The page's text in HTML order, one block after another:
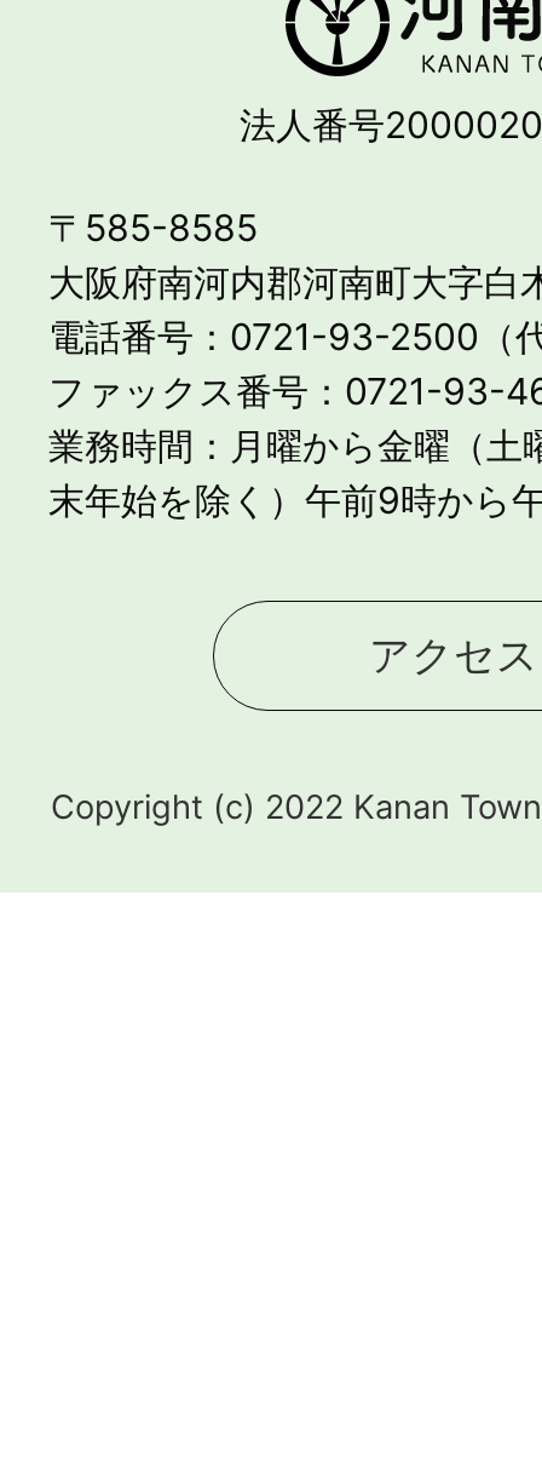
法人番号
〒585-8585
大阪府南河内郡河南町大字白
電話番号：0721-93-2500（
ファックス番号：0721-93-
業務時間：月曜から金曜（土
末年始を除く）午前9時から
アクセス
Copyright (c) 2022 Kanan